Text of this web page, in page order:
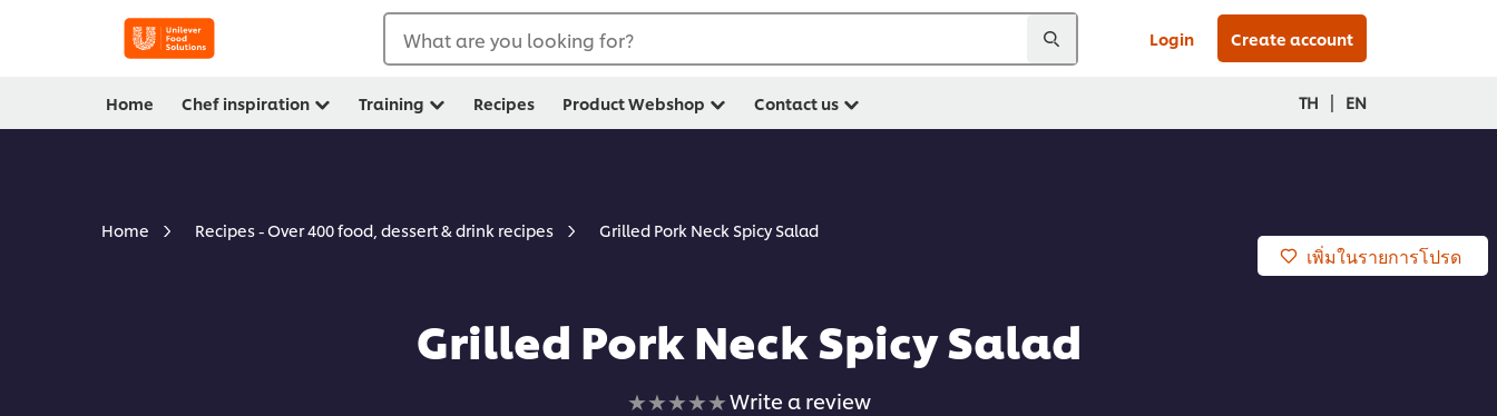
What are you looking for? Login Create account
Home Chef inspiration Training Recipes Product Webshop Contact us TH | EN
Home Recipes - Over 400 food, dessert & drink recipes Grilled Pork Neck Spicy Salad
เพิ่มในรายการโปรด
Grilled Pork Neck Spicy Salad
No
Write a review